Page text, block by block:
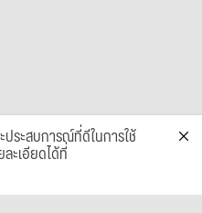
ระสบการณ์ที่ดีในการใช้
ะเอียดได้ที่